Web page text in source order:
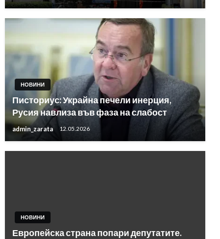
НОВИНИ
Писториус: Украйна печели инерция,
Русия навлиза във фаза на слабост
admin_zarata 12.05.2026
НОВИНИ
Европейска страна попари депутатите.